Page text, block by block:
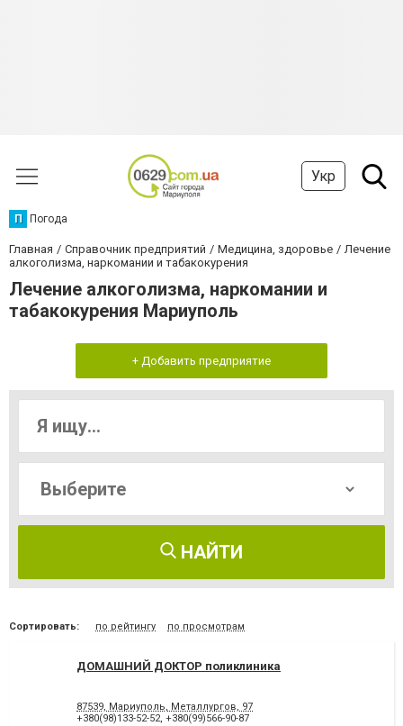
Укр
П Погода
Главная Справочник предприятий Медицина, здоровье
Лечение
алкоголизма, наркомании и табакокурения
Лечение алкоголизма, наркомании и
табакокурения Мариуполь
+ Добавить предприятие
НАЙТИ
Сортировать: по рейтингу по просмотрам
ДОМАШНИЙ ДОКТОР поликлиника
87539, Мариуполь, Металлургов, 97
+380(98)133-52-52, +380(99)566-90-87